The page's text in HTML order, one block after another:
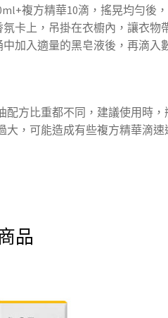
複方精華10滴，搖晃均勻後
卡上，吊掛在衣櫥內，讓衣物
加入適量的黑皂液後，再滴入
配方比重都不同，建議使用時
大，可能造成有些複方精華滴速
品